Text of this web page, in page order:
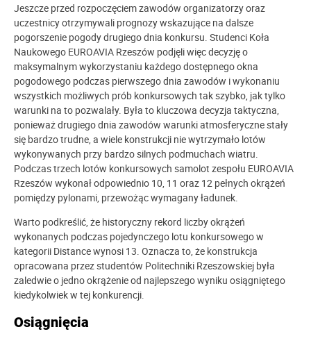
Jeszcze przed rozpoczęciem zawodów organizatorzy oraz
uczestnicy otrzymywali prognozy wskazujące na dalsze
pogorszenie pogody drugiego dnia konkursu. Studenci Koła
Naukowego EUROAVIA Rzeszów podjęli więc decyzję o
maksymalnym wykorzystaniu każdego dostępnego okna
pogodowego podczas pierwszego dnia zawodów i wykonaniu
wszystkich możliwych prób konkursowych tak szybko, jak tylko
warunki na to pozwalały. Była to kluczowa decyzja taktyczna,
ponieważ drugiego dnia zawodów warunki atmosferyczne stały
się bardzo trudne, a wiele konstrukcji nie wytrzymało lotów
wykonywanych przy bardzo silnych podmuchach wiatru.
Podczas trzech lotów konkursowych samolot zespołu EUROAVIA
Rzeszów wykonał odpowiednio 10, 11 oraz 12 pełnych okrążeń
pomiędzy pylonami, przewożąc wymagany ładunek.
Warto podkreślić, że historyczny rekord liczby okrążeń
wykonanych podczas pojedynczego lotu konkursowego w
kategorii Distance wynosi 13. Oznacza to, że konstrukcja
opracowana przez studentów Politechniki Rzeszowskiej była
zaledwie o jedno okrążenie od najlepszego wyniku osiągniętego
kiedykolwiek w tej konkurencji.
Osiągnięcia